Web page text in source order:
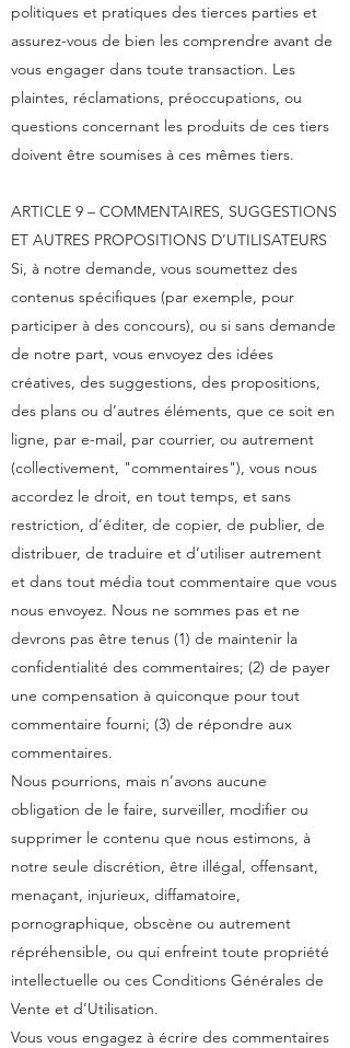
politiques et pratiques des tierces parties et
assurez-vous de bien les comprendre avant de
vous engager dans toute transaction. Les
plaintes, réclamations, préoccupations, ou
questions concernant les produits de ces tiers
doivent être soumises à ces mêmes tiers.
ARTICLE 9 – COMMENTAIRES, SUGGESTIONS
ET AUTRES PROPOSITIONS D’UTILISATEURS
Si, à notre demande, vous soumettez des
contenus spécifiques (par exemple, pour
participer à des concours), ou si sans demande
de notre part, vous envoyez des idées
créatives, des suggestions, des propositions,
des plans ou d’autres éléments, que ce soit en
ligne, par e-mail, par courrier, ou autrement
(collectivement, "commentaires"), vous nous
accordez le droit, en tout temps, et sans
restriction, d’éditer, de copier, de publier, de
distribuer, de traduire et d’utiliser autrement
et dans tout média tout commentaire que vous
nous envoyez. Nous ne sommes pas et ne
devrons pas être tenus (1) de maintenir la
confidentialité des commentaires; (2) de payer
une compensation à quiconque pour tout
commentaire fourni; (3) de répondre aux
commentaires.
Nous pourrions, mais n’avons aucune
obligation de le faire, surveiller, modifier ou
supprimer le contenu que nous estimons, à
notre seule discrétion, être illégal, offensant,
menaçant, injurieux, diffamatoire,
pornographique, obscène ou autrement
répréhensible, ou qui enfreint toute propriété
intellectuelle ou ces Conditions Générales de
Vente et d’Utilisation.
Vous vous engagez à écrire des commentaires